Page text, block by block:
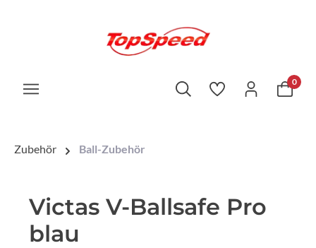
0
Zubehör Ball-Zubehör
Victas V-Ballsafe Pro
blau